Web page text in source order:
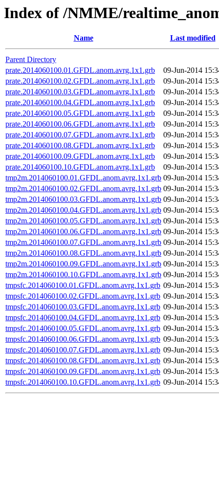
Index of /NMME/
Name Last modified
Parent Directory
prate.2014060100.01.GFDL.anom.avrg.1x1.grb
09-Jun-2014
prate.2014060100.02.GFDL.anom.avrg.1x1.grb
09-Jun-2014
prate.2014060100.03.GFDL.anom.avrg.1x1.grb
09-Jun-2014
prate.2014060100.04.GFDL.anom.avrg.1x1.grb
09-Jun-2014
prate.2014060100.05.GFDL.anom.avrg.1x1.grb
09-Jun-2014
prate.2014060100.06.GFDL.anom.avrg.1x1.grb
09-Jun-2014
prate.2014060100.07.GFDL.anom.avrg.1x1.grb
09-Jun-2014
prate.2014060100.08.GFDL.anom.avrg.1x1.grb
09-Jun-2014
prate.2014060100.09.GFDL.anom.avrg.1x1.grb
09-Jun-2014
prate.2014060100.10.GFDL.anom.avrg.1x1.grb
09-Jun-2014
tmp2m.2014060100.01.GFDL.anom.avrg.1x1.grb 09-Jun-2014
tmp2m.2014060100.02.GFDL.anom.avrg.1x1.grb 09-Jun-2014
tmp2m.2014060100.03.GFDL.anom.avrg.1x1.grb 09-Jun-2014
tmp2m.2014060100.04.GFDL.anom.avrg.1x1.grb 09-Jun-2014
tmp2m.2014060100.05.GFDL.anom.avrg.1x1.grb 09-Jun-2014
tmp2m.2014060100.06.GFDL.anom.avrg.1x1.grb 09-Jun-2014
tmp2m.2014060100.07.GFDL.anom.avrg.1x1.grb 09-Jun-2014
tmp2m.2014060100.08.GFDL.anom.avrg.1x1.grb 09-Jun-2014
tmp2m.2014060100.09.GFDL.anom.avrg.1x1.grb 09-Jun-2014
tmp2m.2014060100.10.GFDL.anom.avrg.1x1.grb 09-Jun-2014
tmpsfc.2014060100.01.GFDL.anom.avrg.1x1.grb 09-Jun-2014
tmpsfc.2014060100.02.GFDL.anom.avrg.1x1.grb 09-Jun-2014
tmpsfc.2014060100.03.GFDL.anom.avrg.1x1.grb 09-Jun-2014
tmpsfc.2014060100.04.GFDL.anom.avrg.1x1.grb 09-Jun-2014
tmpsfc.2014060100.05.GFDL.anom.avrg.1x1.grb 09-Jun-2014
tmpsfc.2014060100.06.GFDL.anom.avrg.1x1.grb 09-Jun-2014
tmpsfc.2014060100.07.GFDL.anom.avrg.1x1.grb 09-Jun-2014
tmpsfc.2014060100.08.GFDL.anom.avrg.1x1.grb 09-Jun-2014
tmpsfc.2014060100.09.GFDL.anom.avrg.1x1.grb 09-Jun-2014
tmpsfc.2014060100.10.GFDL.anom.avrg.1x1.grb 09-Jun-2014